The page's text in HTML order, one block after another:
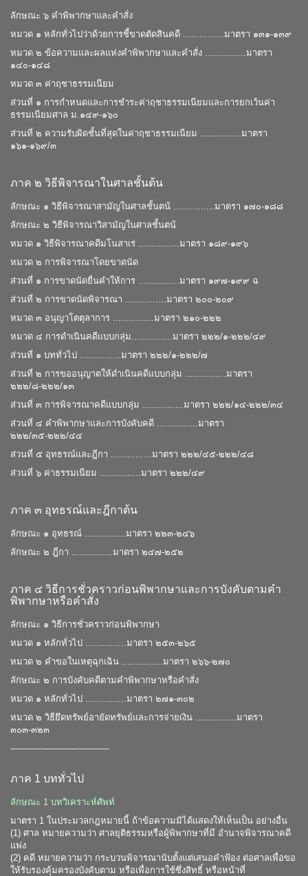
ลักษณะ ๖ คําพิพากษาและคําสั่ง
หมวด ๑ หลักทั่วไปว่าด้วยการชี้ขาดตัดสินคดี ...............มาตรา ๑๓๑-๑๓๙
หมวด ๒ ข้อความและผลแห่งคำพิพากษาและคําสั่ง ...............มาตรา
๑๔๐-๑๔๘
หมวด ๓ ค่าฤชาธรรมเนียม
ส่วนที่ ๑ การกําหนดและการชําระค่าฤชาธรรมเนียมและการยกเว้นค่า
ธรรมเนียมศาล ม.๑๔๙-๑๖๐
ส่วนที่ ๒ ความรับผิดชั้นที่สุดในค่าฤชาธรรมเนียม ...............มาตรา
๑๖๑-๑๖๙/๓
ภาค ๒ วิธีพิจารณาในศาลชั้นต้น
ลักษณะ ๑ วิธีพิจารณาสามัญในศาลชั้นตน้ ...............มาตรา ๑๗๐-๑๘๘
ลักษณะ ๒ วิธีพิจารณาวิสามัญในศาลชั้นตน้
หมวด ๑ วิธีพิจารณาคดีมโนสาเร่ ...............มาตรา ๑๘๙-๑๙๖
หมวด ๒ การพิจารณาโดยขาดนัด
ส่วนที่ ๑ การขาดนัดยื่นคําให้การ ...............มาตรา ๑๙๗-๑๙๙ ฉ
ส่วนที่ ๒ การขาดนัดพิจารณา ...............มาตรา ๒๐๐-๒๐๙
หมวด ๓ อนุญาโตตุลาการ ...............มาตรา ๒๑๐-๒๒๒
หมวด ๔ การดําเนินคดีแบบกลุ่ม...............มาตรา ๒๒๒/๑-๒๒๒/๔๙
ส่วนที่ ๑ บททั่วไป ...............มาตรา ๒๒๒/๑-๒๒๒/๗
ส่วนที่ ๒ การขออนุญาตให้ดำเนินคดีแบบกลุ่ม ...............มาตรา
๒๒๒/๘-๒๒๒/๑๓
ส่วนที่ ๓ การพิจารณาคดีแบบกลุ่ม ...............มาตรา ๒๒๒/๑๔-๒๒๒/๓๔
ส่วนที่ ๔ คําพิพากษาและการบังคับคดี ...............มาตรา
๒๒๒/๓๕-๒๒๒/๔๔
ส่วนที่ ๕ อุทธรณ์และฎีกา ...............มาตรา ๒๒๒/๔๕-๒๒๒/๔๘
ส่วนที่ ๖ ค่าธรรมเนียม ...............มาตรา ๒๒๒/๔๙
ภาค ๓ อุทธรณ์และฎีกาต้น
ลักษณะ ๑ อุทธรณ์ ...............มาตรา ๒๒๓-๒๔๖
ลักษณะ ๒ ฎีกา ...............มาตรา ๒๔๗-๒๕๒
ภาค ๔ วิธีการชั่วคราวก่อนพิพากษาและการบังคับตามคํา
พิพากษาหรือคําสั่ง
ลักษณะ ๑ วิธีการชั่วคราวก่อนพิพากษา
หมวด ๑ หลักทั่วไป ...............มาตรา ๒๕๓-๒๖๕
หมวด ๒ คําขอในเหตุฉุกเฉิน ...............มาตรา ๒๖๖-๒๗๐
ลักษณะ ๒ การบังคับคดีตามคําพิพากษาหรือคําสั่ง
หมวด ๑ หลักทั่วไป ...............มาตรา ๒๗๑-๓๐๒
หมวด ๒ วิธียึดทรัพย์อายัดทรัพย์และการจ่ายเงิน ...............มาตรา
๓๐๓-๓๒๓
------------------------------------
ภาค 1 บททั่วไป
ลักษณะ 1 บทวิเคราะห์ศัพท์
มาตรา 1 ในประมวลกฎหมายนี้ ถ้าข้อความมิได้แสดงให้เห็นเป็น อย่างอื่น
(1) ศาล หมายความว่า ศาลยุติธรรมหรือผู้พิพากษาที่มี อำนาจพิจารณาคดี
แพ่ง
(2) คดี หมายความว่า กระบวนพิจารณานับตั้งแต่เสนอคำฟ้อง ต่อศาลเพื่อขอ
ให้รับรองคุ้มครองบังคับตาม หรือเพื่อการใช้ซึ่งสิทธิ์ หรือหน้าที่